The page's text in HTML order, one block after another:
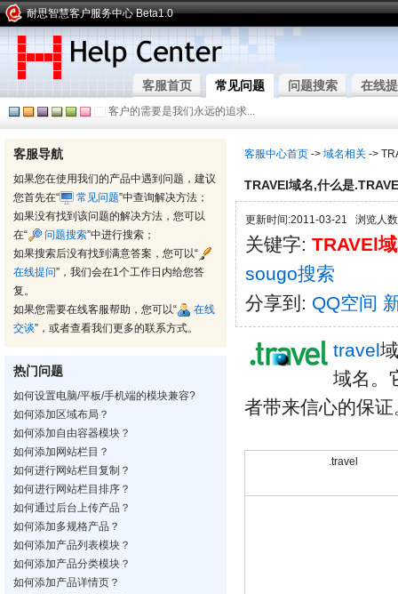
耐思智慧客户服务中心 Beta1.0
客服首页 常见问题 问题搜索 在线
客户的需要是我们永远的追求...
客服导航
如果您在使用我们的产品中遇到问题，建议
您首先在“
常见问题”中查询解决方法；
如果没有找到该问题的解决方法，您可以
在“
问题搜索”中进行搜索；
如果搜索后没有找到满意答案，您可以“
在线提问”，我们会在1个工作日内给您答
复。
如果您需要在线客服帮助，您可以“
在线
交谈”，或者查看我们更多的联系方式。
热门问题
如何设置电脑/平板/手机端的模块兼容?
如何添加区域布局？
如何添加自由容器模块？
如何添加网站栏目？
如何进行网站栏目复制？
如何进行网站栏目排序？
如何通过后台上传产品？
如何添加多规格产品？
如何添加产品列表模块？
如何添加产品分类模块？
如何添加产品详情页？
客服中心首页 -> 域名相关 ->
TRAVEl域名,什么是
更新时间:2011-03-21 浏览人
关键字: TRAVEl
sougo搜索
分享到: QQ空间
travel
域名。
者带来信心的保证
.travel